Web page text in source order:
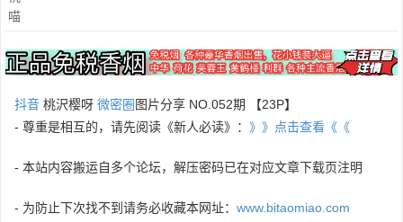
抖音 桃沢樱呀 微密圈 图片分享 NO.052期 【23P】
- 尊重是相互的，请先阅读《新人必读》： 》》点击查看《《
- 本站内容搬运自多个论坛，解压密码已在对应文章下载页注明
- 为防止下次找不到请务必收藏本网址： www.bitaomiao.com